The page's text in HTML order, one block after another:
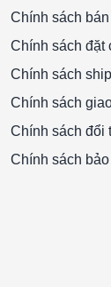
Chính sách
Chính sách đặt
Chính sách
Chính sách
Chính sách đổi
Chính sách